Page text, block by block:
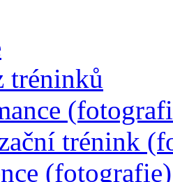
tréninků
trénink
(fotografie)